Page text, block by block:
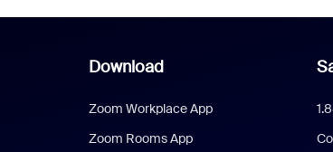
Download
Zoom Workplace App
Zoom Rooms App